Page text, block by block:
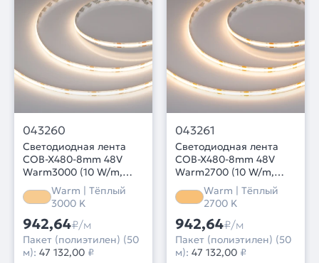
043260
Светодиодная лента
COB-X480-8mm 48V
Warm3000 (10 W/m,
IP20, 50m PRO REEL)
(Arlight, -)
Warm | Тёплый
3000 K
942,64₽/м
Пакет (полиэтилен) (50
м): 47 132,00 ₽
043261
Светодиодная лента
COB-X480-8mm 48V
Warm2700 (10 W/m,
IP20, 50m PRO REEL)
(Arlight, -)
Warm | Тёплый
2700 K
942,64₽/м
Пакет (полиэтилен) (50
м): 47 132,00 ₽